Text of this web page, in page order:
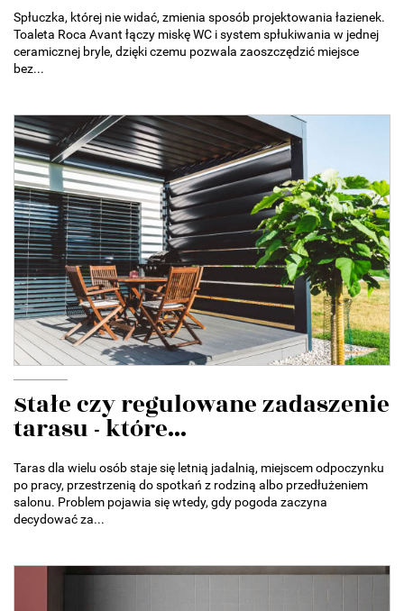
Spłuczka, której nie widać, zmienia sposób projektowania łazienek.
Toaleta Roca Avant łączy miskę WC i system spłukiwania w jednej
ceramicznej bryle, dzięki czemu pozwala zaoszczędzić miejsce
bez...
Stałe czy regulowane zadaszenie
tarasu - które...
Taras dla wielu osób staje się letnią jadalnią, miejscem odpoczynku
po pracy, przestrzenią do spotkań z rodziną albo przedłużeniem
salonu. Problem pojawia się wtedy, gdy pogoda zaczyna
decydować za...